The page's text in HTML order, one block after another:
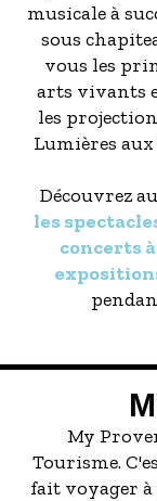
musicale à
sous
vous les
arts vivants
les
Lumières aux
Découvrez
les
concerts
My
Tourisme.
fait voyager à